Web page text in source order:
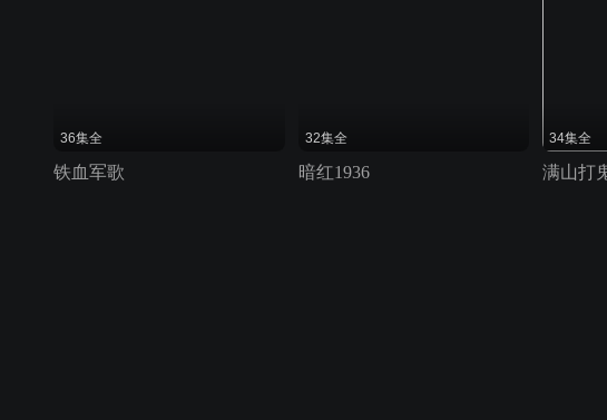
36集全
铁血军歌
32集全
暗红1936
34集全
满山打